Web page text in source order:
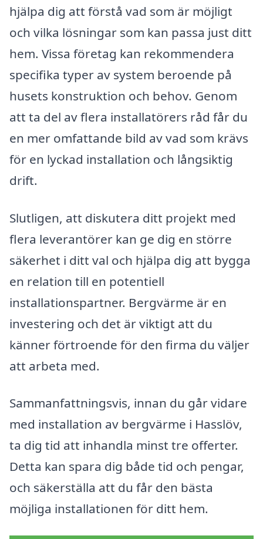
hjälpa dig att förstå vad som är möjligt
och vilka lösningar som kan passa just ditt
hem. Vissa företag kan rekommendera
specifika typer av system beroende på
husets konstruktion och behov. Genom
att ta del av flera installatörers råd får du
en mer omfattande bild av vad som krävs
för en lyckad installation och långsiktig
drift.
Slutligen, att diskutera ditt projekt med
flera leverantörer kan ge dig en större
säkerhet i ditt val och hjälpa dig att bygga
en relation till en potentiell
installationspartner. Bergvärme är en
investering och det är viktigt att du
känner förtroende för den firma du väljer
att arbeta med.
Sammanfattningsvis, innan du går vidare
med installation av bergvärme i Hasslöv,
ta dig tid att inhandla minst tre offerter.
Detta kan spara dig både tid och pengar,
och säkerställa att du får den bästa
möjliga installationen för ditt hem.